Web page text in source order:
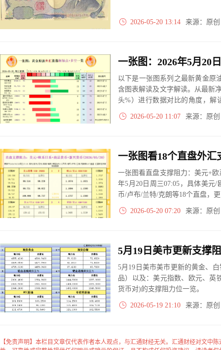
2026-05-20 13:14 来源：原
以下是一张图系列之最新黄金原
含图表解读及文字解读。从最新
头%）进行数据对比的角度，解
大、净多头减小、净空头无变
实际数据对比结果对应展示其中
2026-05-20 11:07 来源：原
一张图看直盘支撑阻力：美元+
年5月20日周三07:05，具体美元
币/卢布/兰特/克朗等18个直盘，
2026-05-20 07:20 来源：原
5月19日美市美市更新的黄金、
品）以及：美元指数、欧元、英
货币对)的支撑阻力位一览。
2026-05-19 21:10 来源：原
【免责声明】本栏目文章仅代表作者本人观点，与汇通财经无关。汇通财经对文中